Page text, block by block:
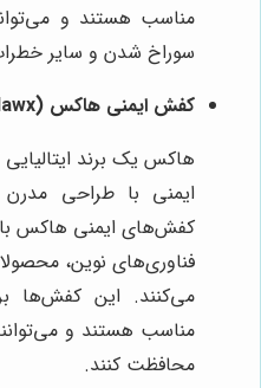
مناسب هستند و
سوراخ شدن و سایر
کفش ایمنی هاکس (Hawx):
هاکس یک برند
ایمنی با طراحی
کفش‌های ایمنی هاکس با
فناوری‌های نوین،
می‌کنند. این کفش‌ها
مناسب هستند و
محافظت کنند.